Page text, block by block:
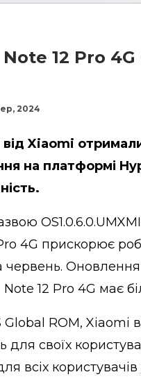
Note 12 Pro
2024
від Xiaomi
на платформі
4G прискорює
12 Pro 4G має
ROM, Xiaomi
для своїх
всіх